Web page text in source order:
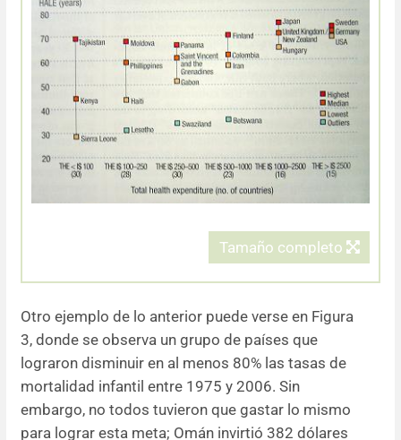
Tamaño completo
Otro ejemplo de lo anterior puede verse en Figura
3, donde se observa un grupo de países que
lograron disminuir en al menos 80% las tasas de
mortalidad infantil entre 1975 y 2006. Sin
embargo, no todos tuvieron que gastar lo mismo
para lograr esta meta; Omán invirtió 382 dólares